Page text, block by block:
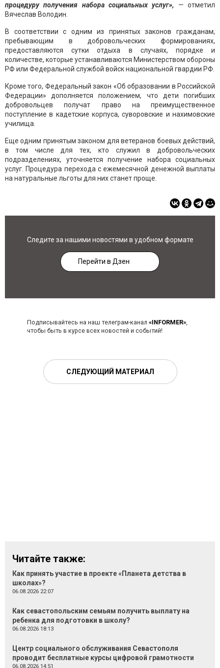
процедуру получения набора социальных услуг», — отметил
Вячеслав Володин.
В соответствии с одним из принятых законов гражданам,
пребывающим в добровольческих формированиях,
предоставляются сутки отдыха в случаях, порядке и
количестве, которые устанавливаются Министерством обороны
РФ или Федеральной службой войск национальной гвардии РФ.
Кроме того, Федеральный закон «Об образовании в Российской
Федерации» дополняется положением, что дети погибших
добровольцев получат право на преимущественное
поступление в кадетские корпуса, суворовские и нахимовские
училища.
Еще одним принятым законом для ветеранов боевых действий,
в том числе для тех, кто служил в добровольческих
подразделениях, уточняется получение набора социальных
услуг. Процедура перехода с ежемесячной денежной выплаты
на натуральные льготы для них станет проще.
Следите за нашими новостями в удобном формате
Перейти в Дзен
Подписывайтесь на наш телеграм-канал «INFORMER»,
чтобы быть в курсе всех новостей и событий!
СЛЕДУЮЩИЙ МАТЕРИАЛ
Читайте также:
Как принять участие в проекте «Планета детства в
школах»?
06.08.2026 22:07
Как севастопольским семьям получить выплату на
ребенка для подготовки в школу?
06.08.2026 18:13
Центр социального обслуживания Севастополя
проводит бесплатные курсы цифровой грамотности
06.08.2026 14:51